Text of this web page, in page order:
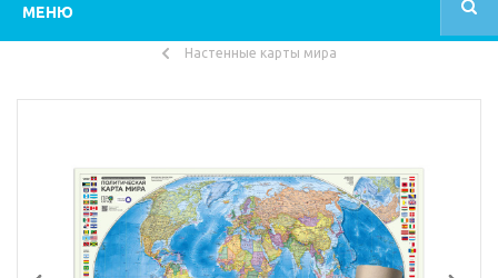
МЕНЮ
Настенные карты мира